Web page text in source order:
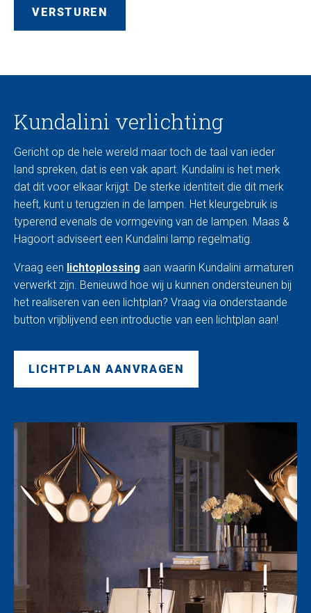
Kundalini verlichting
Gericht op de hele wereld maar toch de taal van ieder
land spreken, dat is een vak apart. Kundalini is het merk
dat dit voor elkaar krijgt. De sterke identiteit die dit merk
heeft, kunt u terugzien in de lampen. Het kleurgebruik is
typerend evenals de vormgeving van de lampen. Maas &
Hagoort adviseert een Kundalini lamp regelmatig.
Vraag een lichtoplossing aan waarin Kundalini armaturen
verwerkt zijn. Benieuwd hoe wij u kunnen ondersteunen bij
het realiseren van een lichtplan? Vraag via onderstaande
button vrijblijvend een introductie van een lichtplan aan!
LICHTPLAN AANVRAGEN